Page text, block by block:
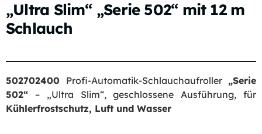
„Ultra Slim“ „Serie 502“ mit 12 m
Schlauch
502702400 Profi-Automatik-Schlauchaufroller „Serie
502“ – „Ultra Slim“, geschlossene Ausführung, für
Kühlerfrostschutz, Luft und Wasser